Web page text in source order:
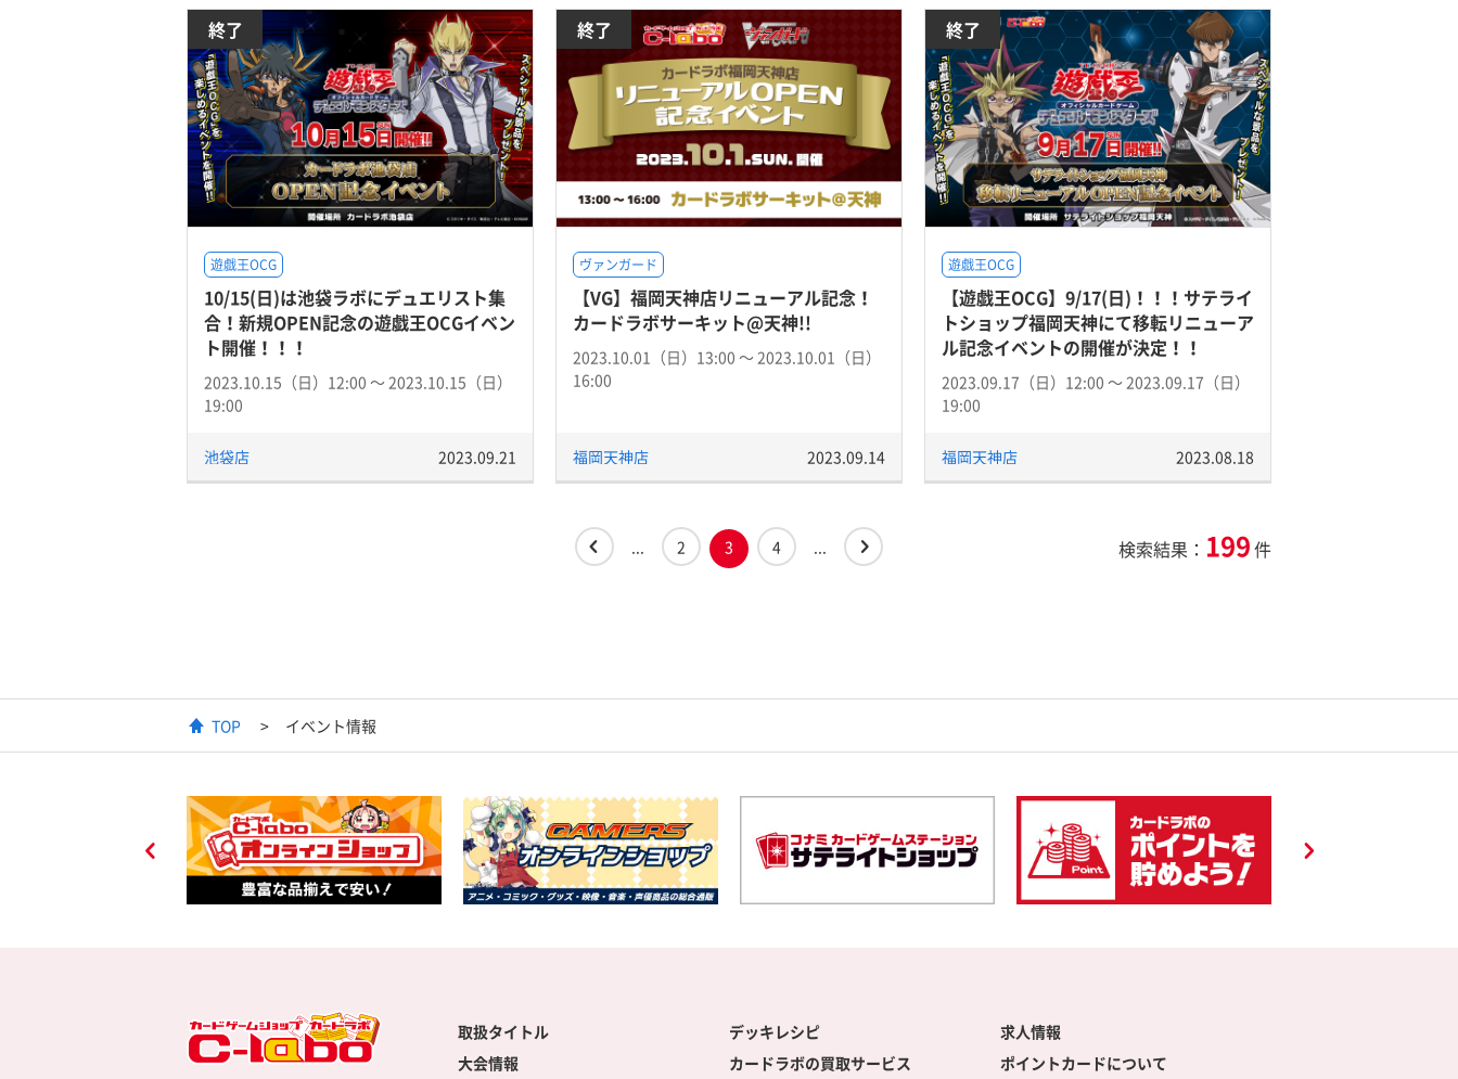
終了
遊戯王OCG
10/15(日)は池袋ラボにデュエリスト集
合！新規OPEN記念の遊戯王OCGイベン
ト開催！！！
2023.10.15（日）12:00 〜 2023.10.15（日）
19:00
池袋店 2023.09.21
終了
ヴァンガード
【VG】福岡天神店リニューアル記念！
カードラボサーキット@天神!!
2023.10.01（日）13:00 〜 2023.10.01（日）
16:00
福岡天神店 2023.09.14
終了
遊戯王OCG
【遊戯王OCG】9/17(日)！！！サテライ
トショップ福岡天神にて移転リニューア
ル記念イベントの開催が決定！！
2023.09.17（日）12:00 〜 2023.09.17（日）
19:00
福岡天神店 2023.08.18
... 2 3 4 ... 検索結果： 199件
TOP イベント情報
取扱タイトル
大会情報
デッキレシピ
カードラボの買取サービス
求人情報
ポイントカードについて